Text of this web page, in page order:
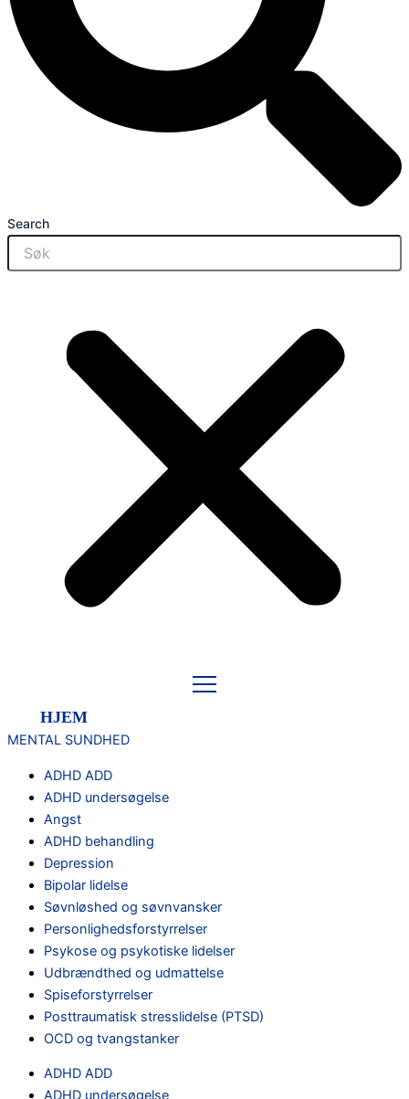
Search
HJEM
MENTAL SUNDHED
ADHD ADD
ADHD undersøgelse
Angst
ADHD behandling
Depression
Bipolar lidelse
Søvnløshed og søvnvansker
Personlighedsforstyrrelser
Psykose og psykotiske lidelser
Udbrændthed og udmattelse
Spiseforstyrrelser
Posttraumatisk stresslidelse (PTSD)
OCD og tvangstanker
ADHD ADD
ADHD undersøgelse